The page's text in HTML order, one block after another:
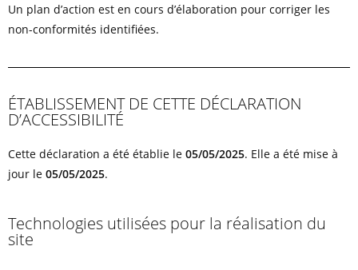
Un plan d’action est en cours d’élaboration pour corriger les
non-conformités identifiées.
ÉTABLISSEMENT DE CETTE DÉCLARATION
D’ACCESSIBILITÉ
Cette déclaration a été établie le 05/05/2025. Elle a été mise à
jour le 05/05/2025.
Technologies utilisées pour la réalisation du
site